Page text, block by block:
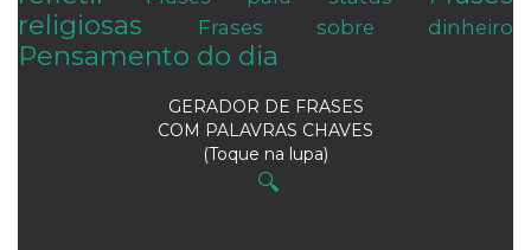
religiosas
Frases sobre dinheiro
Pensamento do dia
GERADOR DE FRASES
COM PALAVRAS CHAVES
(Toque na lupa)
🔍